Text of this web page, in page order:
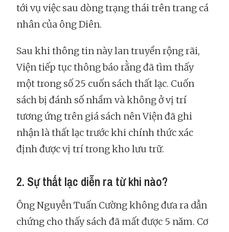
tới vụ việc sau dòng trạng thái trên trang cá
nhân của ông Diên.
Sau khi thông tin này lan truyền rộng rãi,
Viện tiếp tục thông báo rằng đã tìm thấy
một trong số 25 cuốn sách thất lạc. Cuốn
sách bị đánh số nhầm và không ở vị trí
tương ứng trên giá sách nên Viện đã ghi
nhận là thất lạc trước khi chính thức xác
định được vị trí trong kho lưu trữ.
2. Sự thất lạc diễn ra từ khi nào?
Ông Nguyễn Tuấn Cường không đưa ra dẫn
chứng cho thấy sách đã mất được 5 năm. Cơ